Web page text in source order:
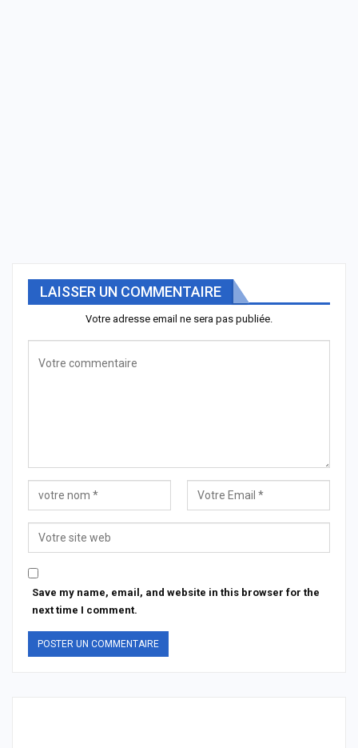
LAISSER UN COMMENTAIRE
Votre adresse email ne sera pas publiée.
Save my name, email, and website in this browser for the
next time I comment.